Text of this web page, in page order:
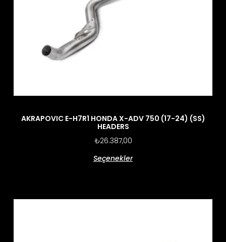
AKRAPOVIC E-H7R1 HONDA X-ADV 750 (17-24) (SS)
HEADERS
₺26.387,00
Seçenekler